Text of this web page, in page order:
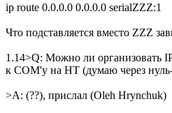
ip route 0.0.0.0 0.0.0.0 serialZZZ:1
Что подставляется вместо ZZZ
1.14>Q: Mожно ли оpганизовать
к СОМ'у на HТ (думаю чеpез
>A: (??), прислал (Oleh Hrynchuk)